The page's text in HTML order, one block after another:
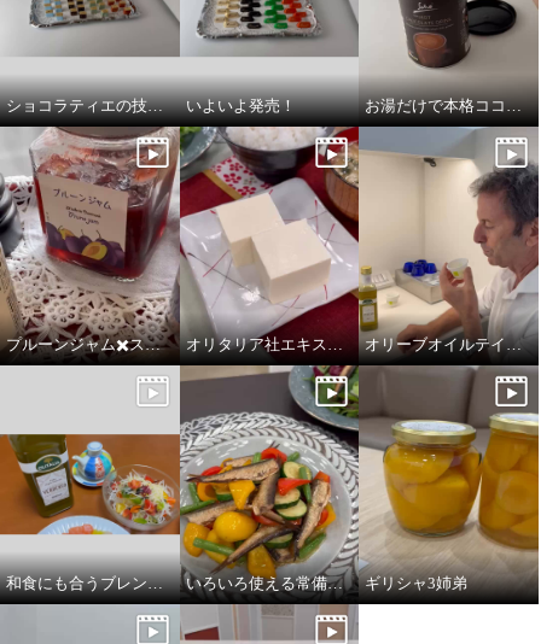
ショコラティエの技光るチョコレート いよいよ発売！ お湯だけで本格ココア💕
プルーンジャム✖️スパイスで冬を楽しむ💕 オリタリア社エキストラバージンオリーブオイル オリーブオイルテイスティング
和食にも合うブレンド！ いろいろ使える常備したい缶詰 ギリシャ3姉弟